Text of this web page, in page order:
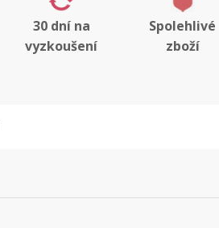
30 dní na
vyzkoušení
Spolehlivé
zboží